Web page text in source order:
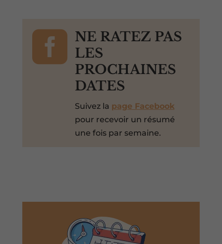

NE RATEZ PAS
LES
PROCHAINES
DATES
Suivez la page Facebook
pour recevoir un résumé
une fois par semaine.